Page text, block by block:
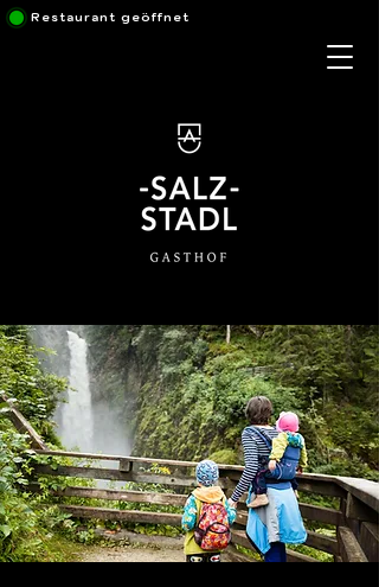
Restaurant geöffnet